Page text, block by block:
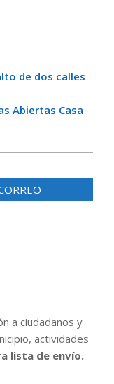
de dos calles
Abiertas Casa
a ciudadanos y
actividades
lista de envío.